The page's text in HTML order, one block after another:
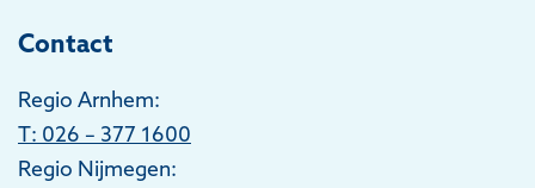
Contact
Regio Arnhem:
T: 026 – 377 1600
Regio Nijmegen: